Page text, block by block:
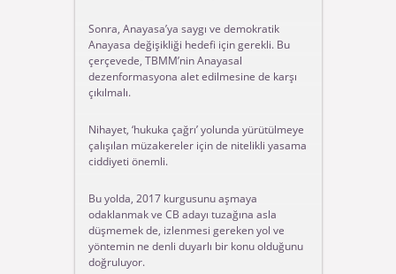
Sonra, Anayasa’ya saygı ve demokratik
Anayasa değişikliği hedefi için gerekli. Bu
çerçevede, TBMM’nin Anayasal
dezenformasyona alet edilmesine de karşı
çıkılmalı.
Nihayet, ‘hukuka çağrı’ yolunda yürütülmeye
çalışılan müzakereler için de nitelikli yasama
ciddiyeti önemli.
Bu yolda, 2017 kurgusunu aşmaya
odaklanmak ve CB adayı tuzağına asla
düşmemek de, izlenmesi gereken yol ve
yöntemin ne denli duyarlı bir konu olduğunu
doğruluyor.